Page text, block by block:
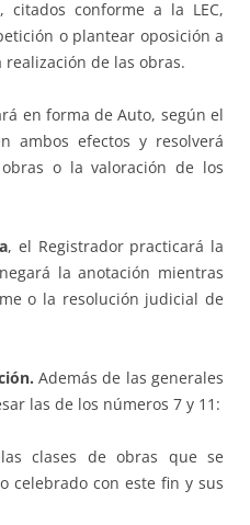
citados conforme a la LEC,
o plantear oposición a
de las obras.
en forma de Auto, según el
ambos efectos y resolverá
o la valoración de los
, el Registrador practicará la
la anotación mientras
o la resolución judicial de
Además de las generales
las de los números 7 y 11:
clases de obras que se
celebrado con este fin y sus